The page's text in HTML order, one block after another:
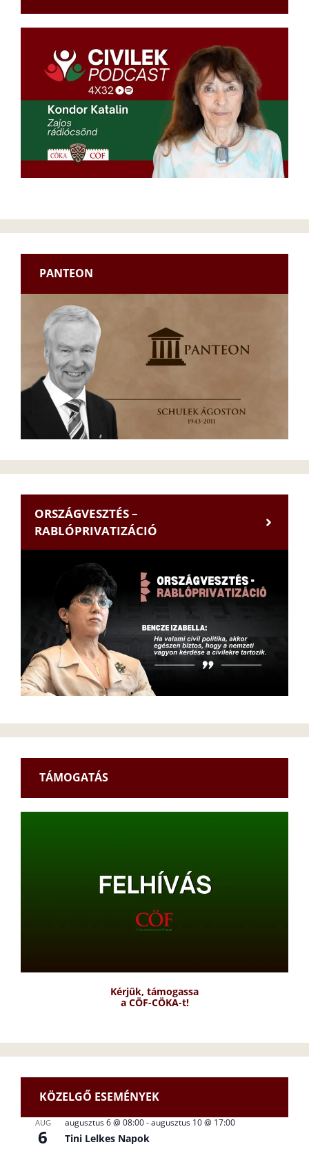
PANTEON
ORSZÁGVESZTÉS –
RABLÓPRIVATIZÁCIÓ
TÁMOGATÁS
Kérjük, támogassa
a CÖF-CÖKA-t!
KÖZELGŐ ESEMÉNYEK
AUG
6
augusztus 6 @ 08:00-augusztus 10 @ 17:00
Tini Lelkes Napok